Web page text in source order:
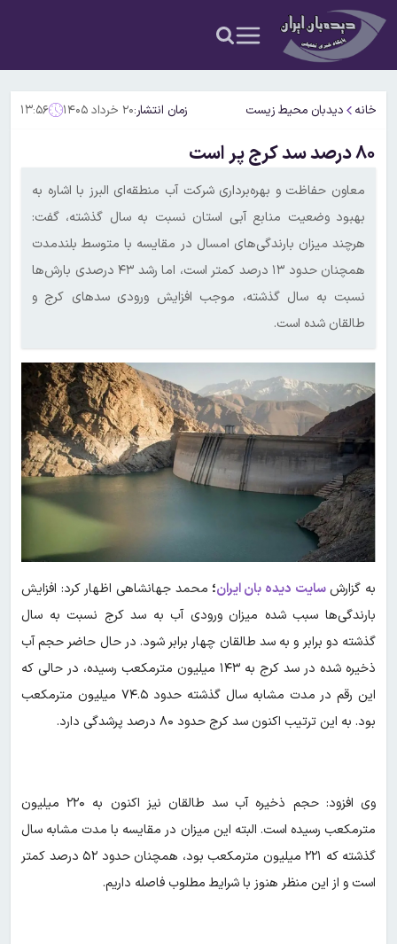
خانه دیدبان محیط زیست زمان انتشار:۲۰ خرداد ۱۴۰۵ ۱۳:۵۶
۸۰ درصد سد کرج پر است
معاون حفاظت و بهره‌برداری شرکت آب منطقه‌ای البرز با اشاره به
بهبود وضعیت منابع آبی استان نسبت به سال گذشته، گفت:
هرچند میزان بارندگی‌های امسال در مقایسه با متوسط بلندمدت
همچنان حدود ۱۳ درصد کمتر است، اما رشد ۴۳ درصدی بارش‌ها
نسبت به سال گذشته، موجب افزایش ورودی سدهای کرج و
طالقان شده است.
به گزارشسایت دیده بان ایران؛ محمد جهانشاهی اظهار کرد: افزایش
بارندگی‌ها سبب شده میزان ورودی آب به سد کرج نسبت به سال
گذشته دو برابر و به سد طالقان چهار برابر شود. در حال حاضر حجم آب
ذخیره شده در سد کرج به ۱۴۳ میلیون مترمکعب رسیده، در حالی که
این رقم در مدت مشابه سال گذشته حدود ۷۴.۵ میلیون مترمکعب
بود. به این ترتیب اکنون سد کرج حدود ۸۰ درصد پرشدگی دارد.
وی افزود: حجم ذخیره آب سد طالقان نیز اکنون به ۲۲۰ میلیون
مترمکعب رسیده است. البته این میزان در مقایسه با مدت مشابه سال
گذشته که ۲۲۱ میلیون مترمکعب بود، همچنان حدود ۵۲ درصد کمتر
است و از این منظر هنوز با شرایط مطلوب فاصله داریم.